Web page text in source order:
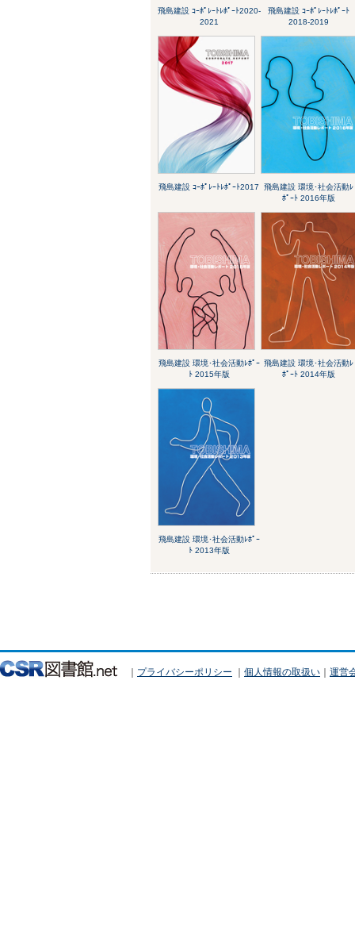
飛島建設 ｺｰﾎﾟﾚｰﾄﾚﾎﾟｰﾄ2020-
2021
飛島建設 ｺｰﾎﾟﾚｰﾄﾚﾎﾟｰﾄ
2018-2019
飛島建設 ｺｰﾎﾟﾚｰﾄﾚﾎﾟｰﾄ2017
飛島建設 環境･社会活動ﾚ
ﾎﾟｰﾄ 2016年版
飛島建設 環境･社会活動ﾚﾎﾟｰ
ﾄ 2015年版
飛島建設 環境･社会活動ﾚ
ﾎﾟｰﾄ 2014年版
飛島建設 環境･社会活動ﾚﾎﾟｰ
ﾄ 2013年版
｜ プライバシーポリシー ｜ 個人情報の取扱い ｜ 運営